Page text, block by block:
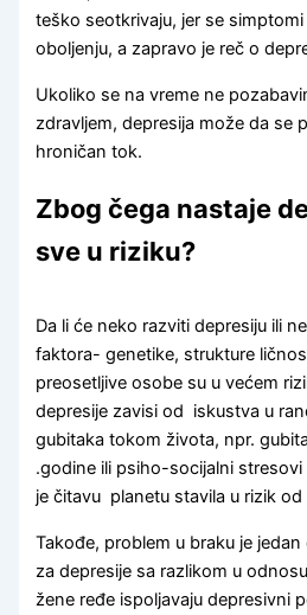
teško seotkrivaju, jer se
oboljenju, a zapravo je reč o
Ukoliko se na vreme ne
zdravljem, depresija može da se
hroničan tok.
Zbog čega nastaje
sve u riziku?
Da li će neko razviti depresiju ili
faktora- genetike, strukture
preosetljive osobe su u većem
depresije zavisi od iskustva u
gubitaka tokom života, npr.
.godine ili psiho-socijalni
je čitavu planetu stavila u rizik od
Takođe, problem u braku je
za depresije sa razlikom u
žene ređe ispoljavaju depresivni